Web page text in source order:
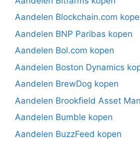
Aandelen Blockchain.com
Aandelen BNP Paribas kopen
Aandelen Bol.com kopen
Aandelen Boston Dynamics
Aandelen BrewDog kopen
Aandelen Brookfield Asset
Aandelen Bumble kopen
Aandelen BuzzFeed kopen